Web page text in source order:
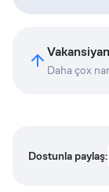
Daha çox
Dostunla paylaş: